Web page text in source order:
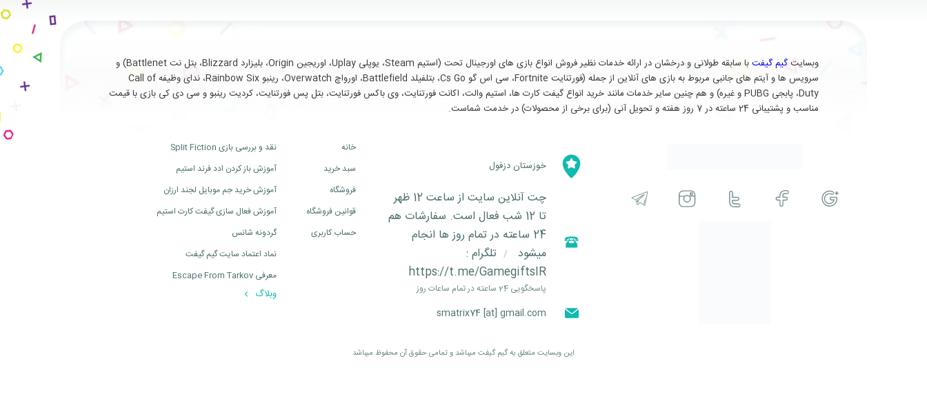
وبسایتگیم گیفت
با سابقه طولانی و درخشان در ارائه خدمات نظیر فروش انواع بازی های اورجینال تحت (استیم Steam، یوپلی Uplay، اوریجین Origin، بلیزارد Blizzard، بتل نت Battlenet) و
سرویس ها و آیتم های جانبی مربوط به بازی های آنلاین از جمله (فورتنایت Fortnite، سی اس گو Cs Go، بتلفیلد Battlefield، اورواچ Overwatch، رینبو Rainbow Six، ندای وظیفه Call of
Duty، پابجی PUBG و غیره) و هم چنین سایر خدمات مانند خرید انواع گیفت کارت ها، استیم والت، اکانت فورتنایت، وی باکس فورتنایت، بتل پس فورتنایت، کردیت رینبو و سی دی کی بازی با قیمت
مناسب و پشتیبانی 24 ساعته در 7 روز هفته و تحویل آنی (برای برخی از محصولات) در خدمت شماست.
خوزستان دزفول
چت آنلاین سایت از ساعت 12 ظهر
تا 12 شب فعال است. سفارشات هم
24 ساعته در تمام روز ها انجام
میشود
/ تلگرام :
https://t.me/GamegiftsIR
پاسخگویی 24 ساعته در تمام ساعات روز
smatrix74 [at] gmail.com
خانه
سبد خرید
فروشگاه
قوانین فروشگاه
حساب کاربری
نقد و بررسی بازی Split Fiction
آموزش باز کردن ادد فرند استیم
آموزش خرید جم موبایل لجند ارزان
آموزش فعال سازی گیفت کارت استیم
گردونه شانس
نماد اعتماد سایت گیم گیفت
معرفی Escape From Tarkov
وبلاگ
اين وبسايت متعلق به گیم گیفت ميباشد و تمامی حقوق آن محفوظ ميباشد